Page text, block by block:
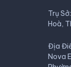
Trụ
Hoà,
Địa
Nova